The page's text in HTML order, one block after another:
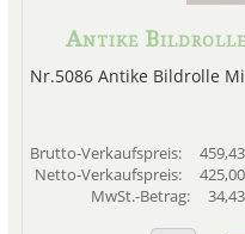
Antike Bildrolle
Nr.5086 Antike Bildrolle
Brutto-Verkaufspreis:
Netto-Verkaufspreis:
MwSt.-Betrag: